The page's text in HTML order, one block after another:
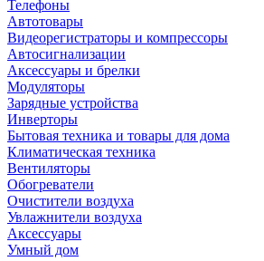
Телефоны
Автотовары
Видеорегистраторы и компрессоры
Автосигнализации
Аксессуары и брелки
Модуляторы
Зарядные устройства
Инверторы
Бытовая техника и товары для дома
Климатическая техника
Вентиляторы
Обогреватели
Очистители воздуха
Увлажнители воздуха
Аксессуары
Умный дом